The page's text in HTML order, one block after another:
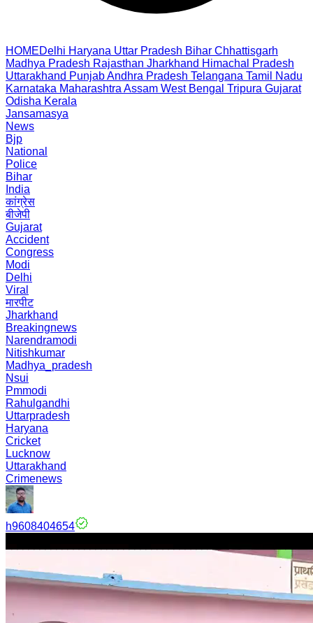
HOMEDelhi Haryana Uttar Pradesh Bihar Chhattisgarh
Madhya Pradesh Rajasthan Jharkhand Himachal Pradesh
Uttarakhand PunjabAndhra Pradesh Telangana Tamil Nadu
Karnataka Maharashtra Assam West Bengal Tripura Gujarat
Odisha Kerala
Jansamasya
News
Bjp
National
Police
Bihar
India
कांग्रेस
बीजेपी
Gujarat
Accident
Congress
Modi
Delhi
Viral
मारपीट
Jharkhand
Breakingnews
Narendramodi
Nitishkumar
Madhya_pradesh
Nsui
Pmmodi
Rahulgandhi
Uttarpradesh
Haryana
Cricket
Lucknow
Uttarakhand
Crimenews
h9608404654